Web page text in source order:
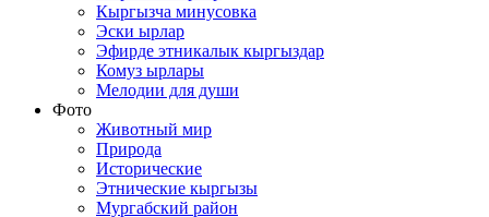
Кыргызча минусовка
Эски ырлар
Эфирде этникалык кыргыздар
Комуз ырлары
Мелодии для души
Фото
Животный мир
Природа
Исторические
Этнические кыргызы
Мургабский район